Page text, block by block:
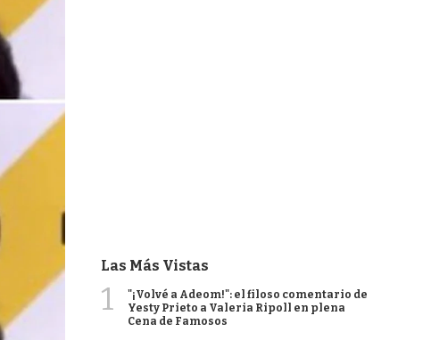
Las Más Vistas
1
"¡Volvé a Adeom!": el filoso comentario de
Yesty Prieto a Valeria Ripoll en plena
Cena de Famosos